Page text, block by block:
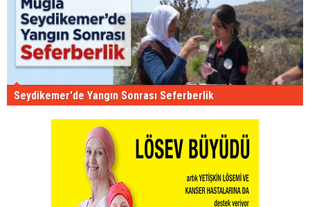
Seydikemer'de Yangın Sonrası Seferberlik